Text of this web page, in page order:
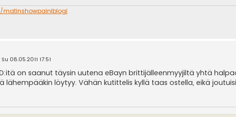
Su 08.05.2011 17:51
on saanut täysin uutena eBayn brittijälleenmyyjiltä yhtä
lähempääkin löytyy. Vähän kutittelis kyllä taas ostella, eikä